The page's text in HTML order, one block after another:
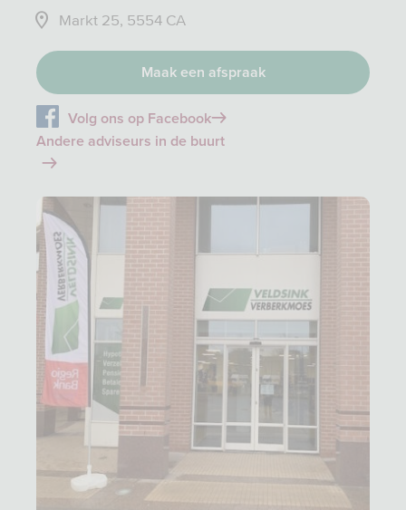
Markt 25, 5554 CA
Maak een afspraak
Volg ons op Facebook
Andere adviseurs in de buurt